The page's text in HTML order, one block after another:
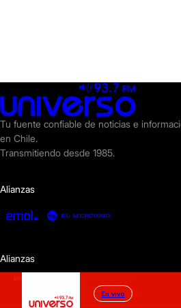
En vivo
Tu fuente confiable de noticias e
en Chile.
Transmitiendo desde 1985.
Alianzas
Alianzas